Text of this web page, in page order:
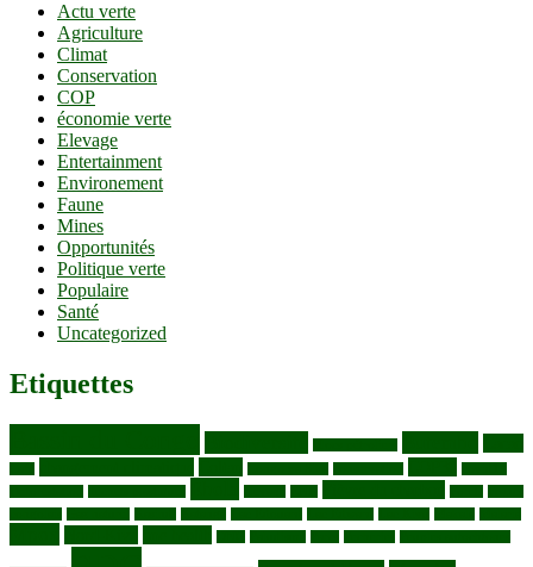
Actu verte
Agriculture
Climat
Conservation
COP
économie verte
Elevage
Entertainment
Environement
Faune
Mines
Opportunités
Politique verte
Populaire
Santé
Uncategorized
Etiquettes